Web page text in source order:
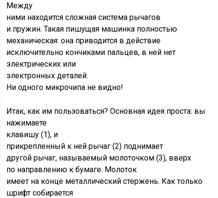
Между
ними находится сложная система рычагов
и пружин. Такая пишущая машинка полностью
механическая: она приводится в действие
исключительно кончиками пальцев, в ней нет
электрических или
электронных деталей.
Ни одного микрочипа не видно!
Итак, как им пользоваться? Основная идея проста: вы
нажимаете
клавишу (1), и
прикрепленный к ней рычаг (2) поднимает
другой рычаг, называемый молоточком (3), вверх
по направлению к бумаге. Молоток
имеет на конце металлический стержень. Как только
шрифт собирается